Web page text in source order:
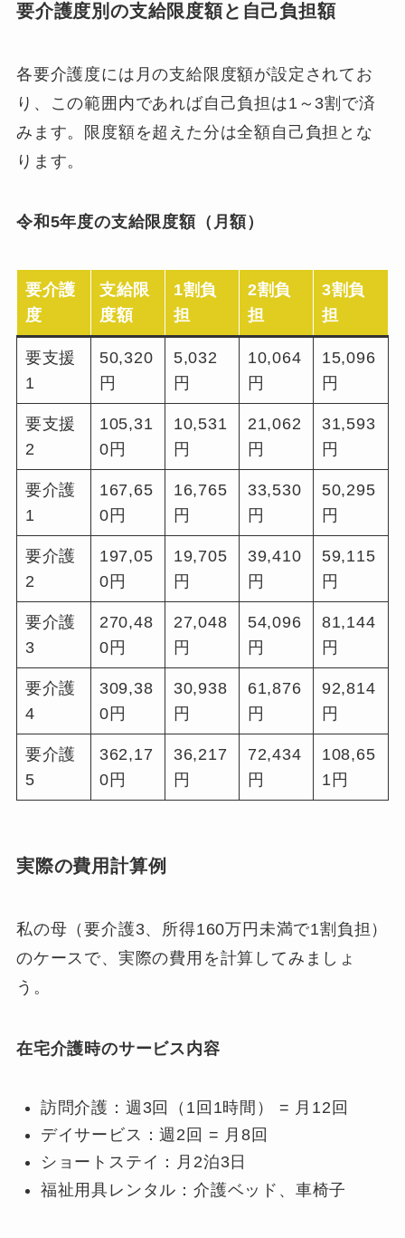
要介護度別の支給限度額と自己負担額
各要介護度には月の支給限度額が設定されてお
り、この範囲内であれば自己負担は1～3割で済
みます。限度額を超えた分は全額自己負担とな
ります。
令和5年度の支給限度額（月額）
要介護
度
支給限
度額
1割負
担
2割負
担
3割負
担
要支援
1
50,320
円
5,032
円
10,064
円
15,096
円
要支援
2
105,31
0円
10,531
円
21,062
円
31,593
円
要介護
1
167,65
0円
16,765
円
33,530
円
50,295
円
要介護
2
197,05
0円
19,705
円
39,410
円
59,115
円
要介護
3
270,48
0円
27,048
円
54,096
円
81,144
円
要介護
4
309,38
0円
30,938
円
61,876
円
92,814
円
要介護
5
362,17
0円
36,217
円
72,434
円
108,65
1円
実際の費用計算例
私の母（要介護3、所得160万円未満で1割負担）
のケースで、実際の費用を計算してみましょ
う。
在宅介護時のサービス内容
訪問介護：週3回（1回1時間） = 月12回
デイサービス：週2回 = 月8回
ショートステイ：月2泊3日
福祉用具レンタル：介護ベッド、車椅子